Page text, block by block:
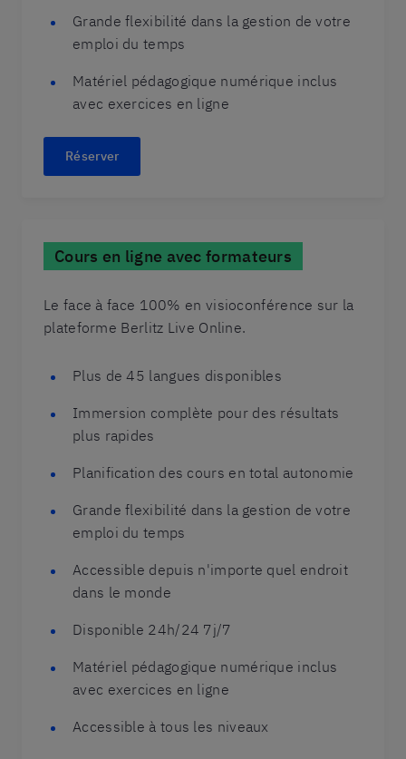
Grande flexibilité dans la gestion de votre
emploi du temps
Matériel pédagogique numérique inclus
avec exercices en ligne
Réserver
Cours en ligne avec formateurs
Le face à face 100% en visioconférence sur la
plateforme Berlitz Live Online.
Plus de 45 langues disponibles
Immersion complète pour des résultats
plus rapides
Planification des cours en total autonomie
Grande flexibilité dans la gestion de votre
emploi du temps
Accessible depuis n'importe quel endroit
dans le monde
Disponible 24h/24 7j/7
Matériel pédagogique numérique inclus
avec exercices en ligne
Accessible à tous les niveaux